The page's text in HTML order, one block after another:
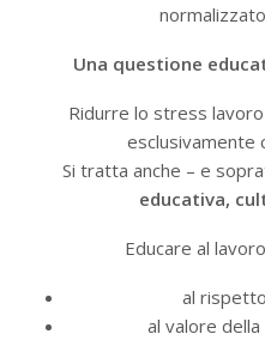
Una questione
Ridurre lo stress
esclusivamente
Si tratta anche – e
educativa,
Educare al
al
al valore